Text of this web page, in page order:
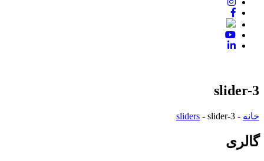
slider-3
خانه -
sliders - slider-3
گالری